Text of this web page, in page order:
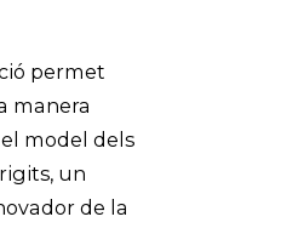
permet
manera
model dels
un
de la